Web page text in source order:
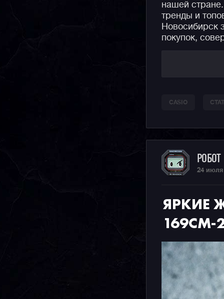
нашей
тренды и
Новосибирск
покупок,
CASIO
РОБОТ
24 июля
ЯРКИЕ